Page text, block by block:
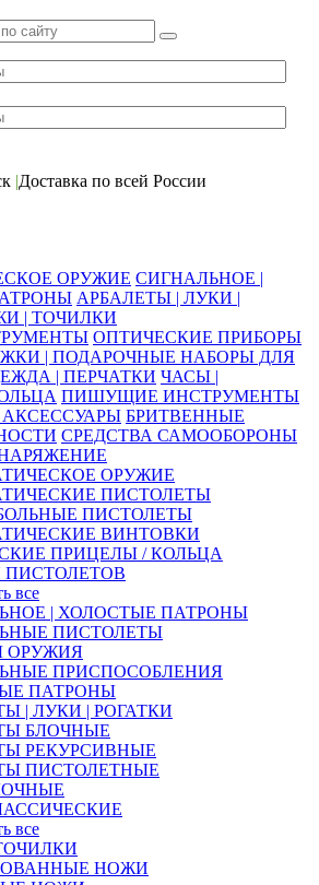
|Доставка по всей России
ОРУЖИЕ СИГНАЛЬНОЕ |
АРБАЛЕТЫ | ЛУКИ |
| ТОЧИЛКИ
ОПТИЧЕСКИЕ ПРИБОРЫ
| ПОДАРОЧНЫЕ НАБОРЫ ДЛЯ
| ПЕРЧАТКИ ЧАСЫ |
ПИШУЩИЕ ИНСТРУМЕНТЫ
БРИТВЕННЫЕ
СРЕДСТВА САМООБОРОНЫ
ОРУЖИЕ
ПИСТОЛЕТЫ
ПИСТОЛЕТЫ
ВИНТОВКИ
ПРИЦЕЛЫ / КОЛЬЦА
ПИСТОЛЕТОВ
все
| ХОЛОСТЫЕ ПАТРОНЫ
ПИСТОЛЕТЫ
ОРУЖИЯ
ПРИСПОСОБЛЕНИЯ
ПАТРОНЫ
| ЛУКИ | РОГАТКИ
БЛОЧНЫЕ
РЕКУРСИВНЫЕ
ПИСТОЛЕТНЫЕ
все
НОЖИ